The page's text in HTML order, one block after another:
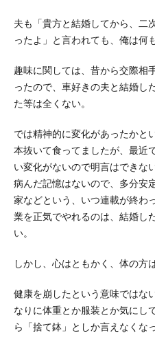
夫も「貴方と結婚してから、二
ったよ」と言われても、俺は何
趣味に関しては、昔から交際相
ったので、車好きの夫と結婚し
た等は全くない。
では精神的に変化があったかと
本抜いて食ってましたが、最近
い変化がないので明言はできな
病んだ記憶はないので、多分安
家などという、いつ連載が終わ
業を正気でやれるのは、結婚し
い。
しかし、心はともかく、体の方
健康を崩したという意味ではな
なりに体重とか服装とか気にし
ら「捨て鉢」としか言えなくな